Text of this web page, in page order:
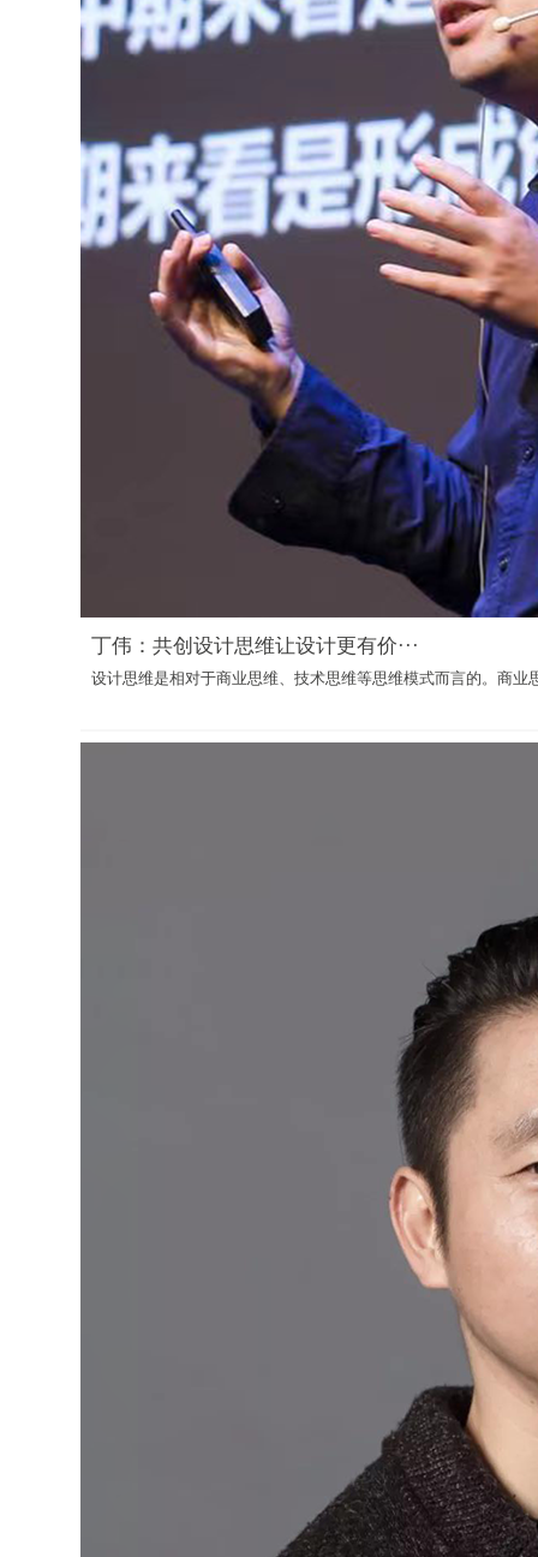
丁伟：共创设计思维让设计更有价···
设计思维是相对于商业思维、技术思维等思维模式而言的。商业